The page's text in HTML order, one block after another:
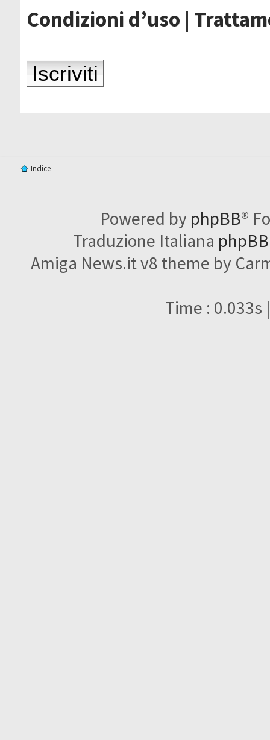
Condizioni d’uso |
Iscriviti
Indice
Powered by phpBB®
Traduzione Italiana
Amiga News.it v8 theme by
Time : 0.033s